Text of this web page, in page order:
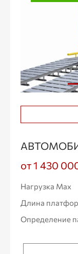
от 1 430
Нагрузка Max
Длина
Определение